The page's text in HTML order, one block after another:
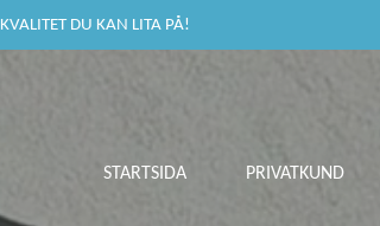
KVALITET DU KAN LITA PÅ!
STARTSIDA PRIVATKUND